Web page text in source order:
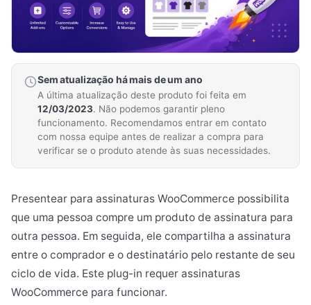
Sem atualização há mais de um ano
A última atualização deste produto foi feita em
12/03/2023. Não podemos garantir pleno
funcionamento. Recomendamos entrar em contato
com nossa equipe antes de realizar a compra para
verificar se o produto atende às suas necessidades.
Presentear para assinaturas WooCommerce possibilita
que uma pessoa compre um produto de assinatura para
outra pessoa. Em seguida, ele compartilha a assinatura
entre o comprador e o destinatário pelo restante de seu
ciclo de vida. Este plug-in requer assinaturas
WooCommerce para funcionar.